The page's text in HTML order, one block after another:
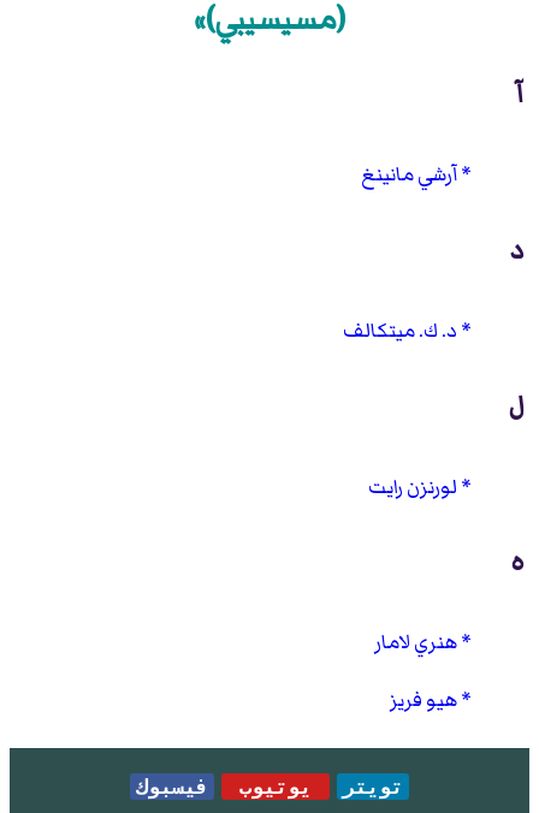
(مسيسيبي)»
آ
آرشي مانينغ
د
د. ك. ميتكالف
ل
لورنزن رايت
ه
هنري لامار
هيو فريز
تويتر يوتيوب
فيسبوك